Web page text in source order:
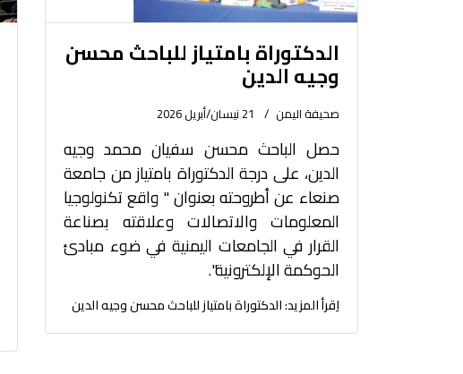
الدكتوراة بامتياز للباحث محسن
وجيه الدين
صحيفة اليمن 21 نيسان/أبريل 2026
حصل الباحث محسن سفيان محمد وجيه
الدين، على درجة الدكتوراة بامتياز من جامعة
صنعاء عن أطروحته بعنوان " واقع تكنولوجيا
المعلومات والاتصالات وعلاقته بصناعة
القرار في الجامعات اليمنية في ضوء مبادئ
الحوكمة الإلكترونية".
اِقرأ المزيد: الدكتوراة بامتياز للباحث محسن وجيه الدين